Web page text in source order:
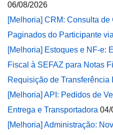
06/08/2026
[Melhoria] CRM: Consulta
Paginados do Participante via
[Melhoria] Estoques e NF-e:
Fiscal à SEFAZ para Notas
Requisição de Transferência
[Melhoria] API: Pedidos de
Entrega e Transportadora 04/
[Melhoria] Administração: